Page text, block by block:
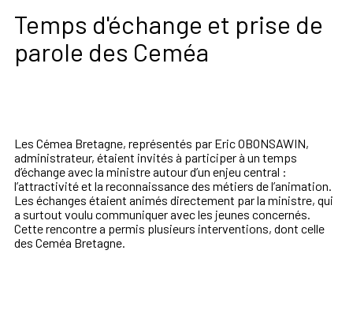
Temps d'échange et prise de
parole des Ceméa
Les Cémea Bretagne, représentés par Eric OBONSAWIN,
administrateur, étaient invités à participer à un temps
d’échange avec la ministre autour d’un enjeu central :
l’attractivité et la reconnaissance des métiers de l’animation.
Les échanges étaient animés directement par la ministre, qui
a surtout voulu communiquer avec les jeunes concernés.
Cette rencontre a permis plusieurs interventions, dont celle
des Ceméa Bretagne.